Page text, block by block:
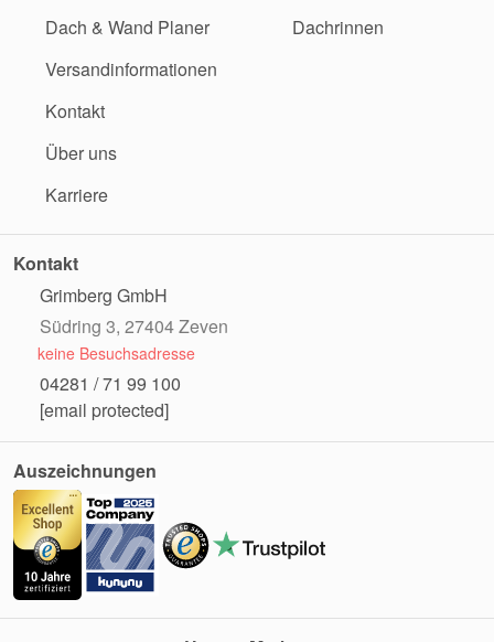
Dach & Wand Planer
Versandinformationen
Kontakt
Über uns
Karriere
Dachrinnen
Kontakt
Grimberg GmbH
Südring 3, 27404 Zeven
keine Besuchsadresse
04281 / 71 99 100
[email protected]
Auszeichnungen